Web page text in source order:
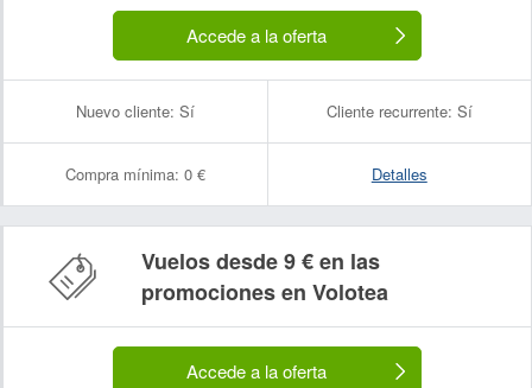
Accede a la oferta
Nuevo cliente: Sí Cliente recurrente: Sí
Compra mínima: 0 € Detalles
Vuelos desde 9 € en las
promociones en Volotea
Accede a la oferta